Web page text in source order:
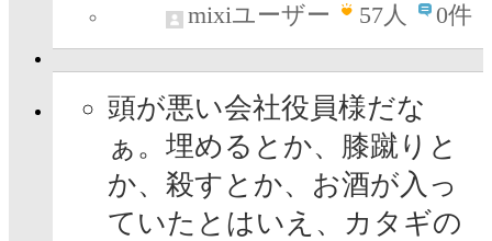
mixiユーザー
57人 0件
頭が悪い会社役員様だな
ぁ。埋めるとか、膝蹴りと
か、殺すとか、お酒が入っ
ていたとはいえ、カタギの